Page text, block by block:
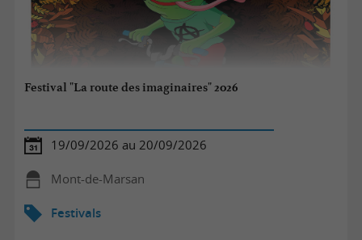
Festival "La route des imaginaires" 2026
19/09/2026 au 20/09/2026
Mont-de-Marsan
Festivals